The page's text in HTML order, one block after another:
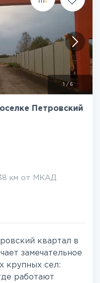
/ 6
Петровский
км от МКАД
квартал в
замечательное
крупных сел:
работают